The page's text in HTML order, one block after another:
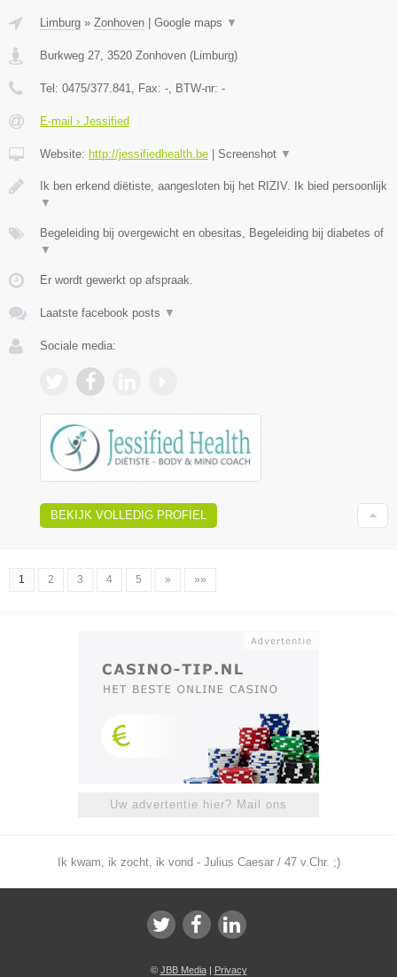
Limburg » Zonhoven | Google maps ▼
Burkweg 27 3520 Zonhoven (Limburg)
Tel: 0475/377.841 , Fax: - , BTW-nr: -
E-mail › Jessified
Website: http://jessifiedhealth.be | Screenshot ▼
Ik ben erkend diëtiste, aangesloten bij het RIZIV. Ik bied persoonlijk
▼
Begeleiding bij overgewicht en obesitas, Begeleiding bij diabetes of
▼
Er wordt gewerkt op afspraak.
Laatste facebook posts ▼
Sociale media:
BEKIJK VOLLEDIG PROFIEL
1 2 3 4 5 » »»
Uw advertentie hier? Mail ons
Ik kwam, ik zocht, ik vond - Julius Caesar / 47 v.Chr. ;)
© JBB Media| Privacy